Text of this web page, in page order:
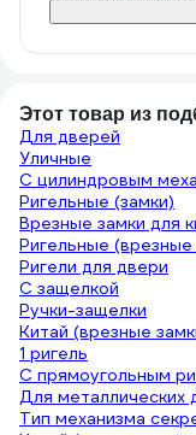
Этот товар из
Для дверей
Уличные
С цилиндровым
Ригельные (замки)
Врезные замки для
Ригельные (врезные
Ригели для двери
С защелкой
Ручки-защелки
Китай (врезные
1 ригель
С прямоугольным
Для металлических
Тип механизма